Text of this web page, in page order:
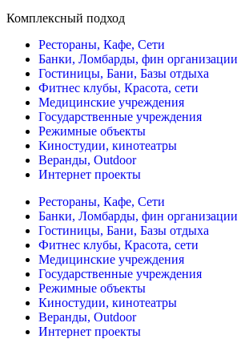
Комплексный подход
Рестораны, Кафе, Сети
Банки, Ломбарды, фин организации
Гостиницы, Бани, Базы отдыха
Фитнес клубы, Красота, сети
Медицинские учреждения
Государственные учреждения
Режимные объекты
Киностудии, кинотеатры
Веранды, Outdoor
Интернет проекты
Рестораны, Кафе, Сети
Банки, Ломбарды, фин организации
Гостиницы, Бани, Базы отдыха
Фитнес клубы, Красота, сети
Медицинские учреждения
Государственные учреждения
Режимные объекты
Киностудии, кинотеатры
Веранды, Outdoor
Интернет проекты